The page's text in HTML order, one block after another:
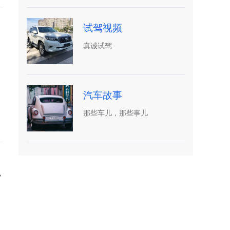
报”
试驾视频
真诚试驾
汽车故事
那些车儿，那些事儿